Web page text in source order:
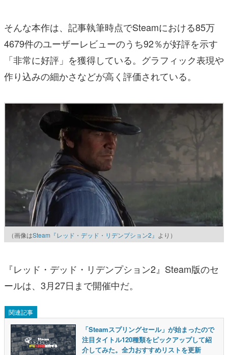
そんな本作は、記事執筆時点でSteamにおける85万
4679件のユーザーレビューのうち92％が好評を示す
「非常に好評」を獲得している。グラフィック表現や
作り込みの細かさなどが高く評価されている。
（画像はSteam『レッド・デッド・リデンプション2』 より）
『レッド・デッド・リデンプション2』Steam版のセ
ールは、3月27日まで開催中だ。
関連記事
「Steamスプリングセール」が始まったので
注目タイトル120種類をピックアップして紹
介してみた。全力おすすめリストを更新